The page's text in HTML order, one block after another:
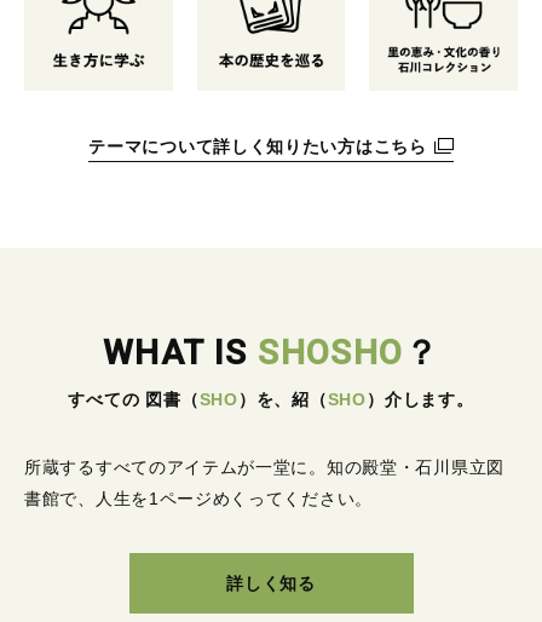
テーマについて詳しく知りたい方はこちら
WHAT IS SHOSHO ？
すべての 図書 （SHO） を、紹 （SHO） 介します。
所蔵するすべてのアイテムが一堂に。 知の殿堂・石川県立図
書館で、人生を1ページめくってください。
詳しく知る